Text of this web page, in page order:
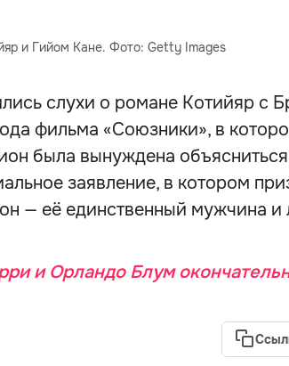
и Гийом Кане. Фото: Getty Images
слухи о романе Котийяр с
фильма «Союзники», в
была вынуждена
заявление, в котором
— её единственный мужчина и
и Орландо Блум